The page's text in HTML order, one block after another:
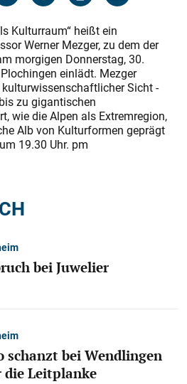
Kulturraum“ heißt ein
Werner Mezger, zu dem der
morgigen Donnerstag, 30.
einlädt. Mezger
Sicht -
zu gigantischen
wie die Alpen als Extremregion,
Alb von Kulturformen geprägt
19.30 Uhr. pm
bei Juwelier
schanzt bei Wendlingen
die Leitplanke